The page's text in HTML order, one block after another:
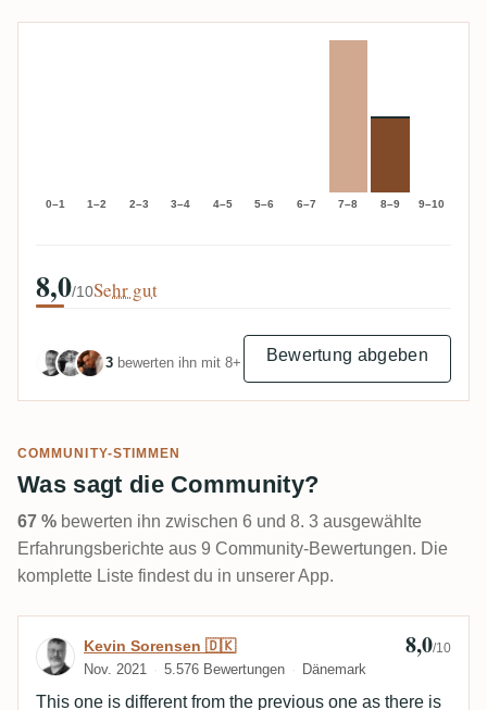
0–1 1–2 2–3 3–4 4–5 5–6 6–7 7–8 8–9 9–10
8,0/10Sehr gut
3 bewerten ihn mit 8+ Bewertung abgeben
COMMUNITY-STIMMEN
Was sagt die Community?
67 % bewerten ihn zwischen 6 und 8. 3 ausgewählte
Erfahrungsberichte aus 9 Community-Bewertungen. Die
komplette Liste findest du in unserer App.
Bewertung von Kevin Sorensen 🇩🇰
Kevin Sorensen 🇩🇰
Nov. 2021 5.576 Bewertungen Dänemark
8,0/10
This one is different from the previous one as there is